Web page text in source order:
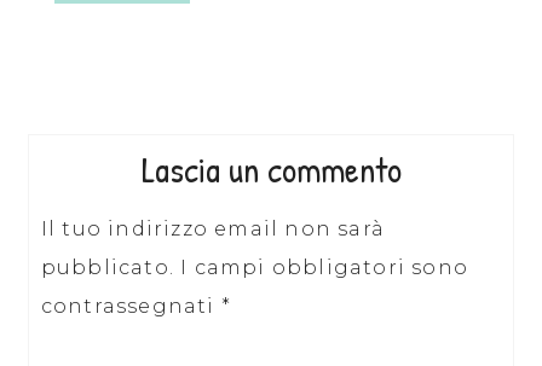
Lascia un commento
Il tuo indirizzo email non sarà
pubblicato. I campi obbligatori sono
contrassegnati *